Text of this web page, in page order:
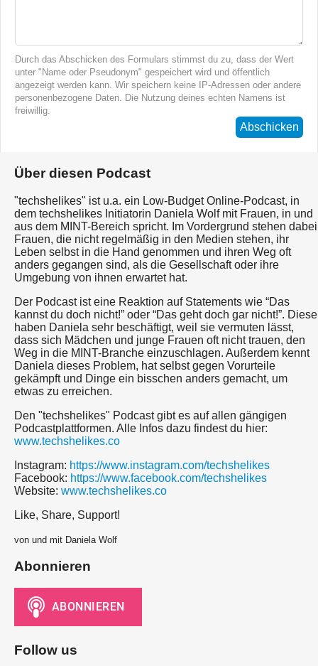
Durch das Abschicken des Formulars stimmst du zu, dass der Wert
unter "Name oder Pseudonym" gespeichert wird und öffentlich
angezeigt werden kann. Wir speichern keine IP-Adressen oder andere
personenbezogene Daten. Die Nutzung deines echten Namens ist
freiwillig.
Abschicken
Über diesen Podcast
"techshelikes" ist u.a. ein Low-Budget Online-Podcast, in
dem techshelikes Initiatorin Daniela Wolf mit Frauen, in und
aus dem MINT-Bereich spricht. Im Vordergrund stehen dabei
Frauen, die nicht regelmäßig in den Medien stehen, ihr
Leben selbst in die Hand genommen und ihren Weg oft
anders gegangen sind, als die Gesellschaft oder ihre
Umgebung von ihnen erwartet hat.
Der Podcast ist eine Reaktion auf Statements wie “Das
kannst du doch nicht!” oder “Das geht doch gar nicht!”. Diese
haben Daniela sehr beschäftigt, weil sie vermuten lässt,
dass sich Mädchen und junge Frauen oft nicht trauen, den
Weg in die MINT-Branche einzuschlagen. Außerdem kennt
Daniela dieses Problem, hat selbst gegen Vorurteile
gekämpft und Dinge ein bisschen anders gemacht, um
etwas zu erreichen.
Den "techshelikes" Podcast gibt es auf allen gängigen
Podcastplattformen. Alle Infos dazu findest du hier:
www.techshelikes.co
Instagram: https://www.instagram.com/techshelikes
Facebook: https://www.facebook.com/techshelikes
Website: www.techshelikes.co
Like, Share, Support!
von und mit Daniela Wolf
Abonnieren
Follow us